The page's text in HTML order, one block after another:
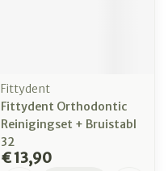
Fittydent
Fittydent Orthodontic
Reinigingset + Bruistabl
32
€ 13,90